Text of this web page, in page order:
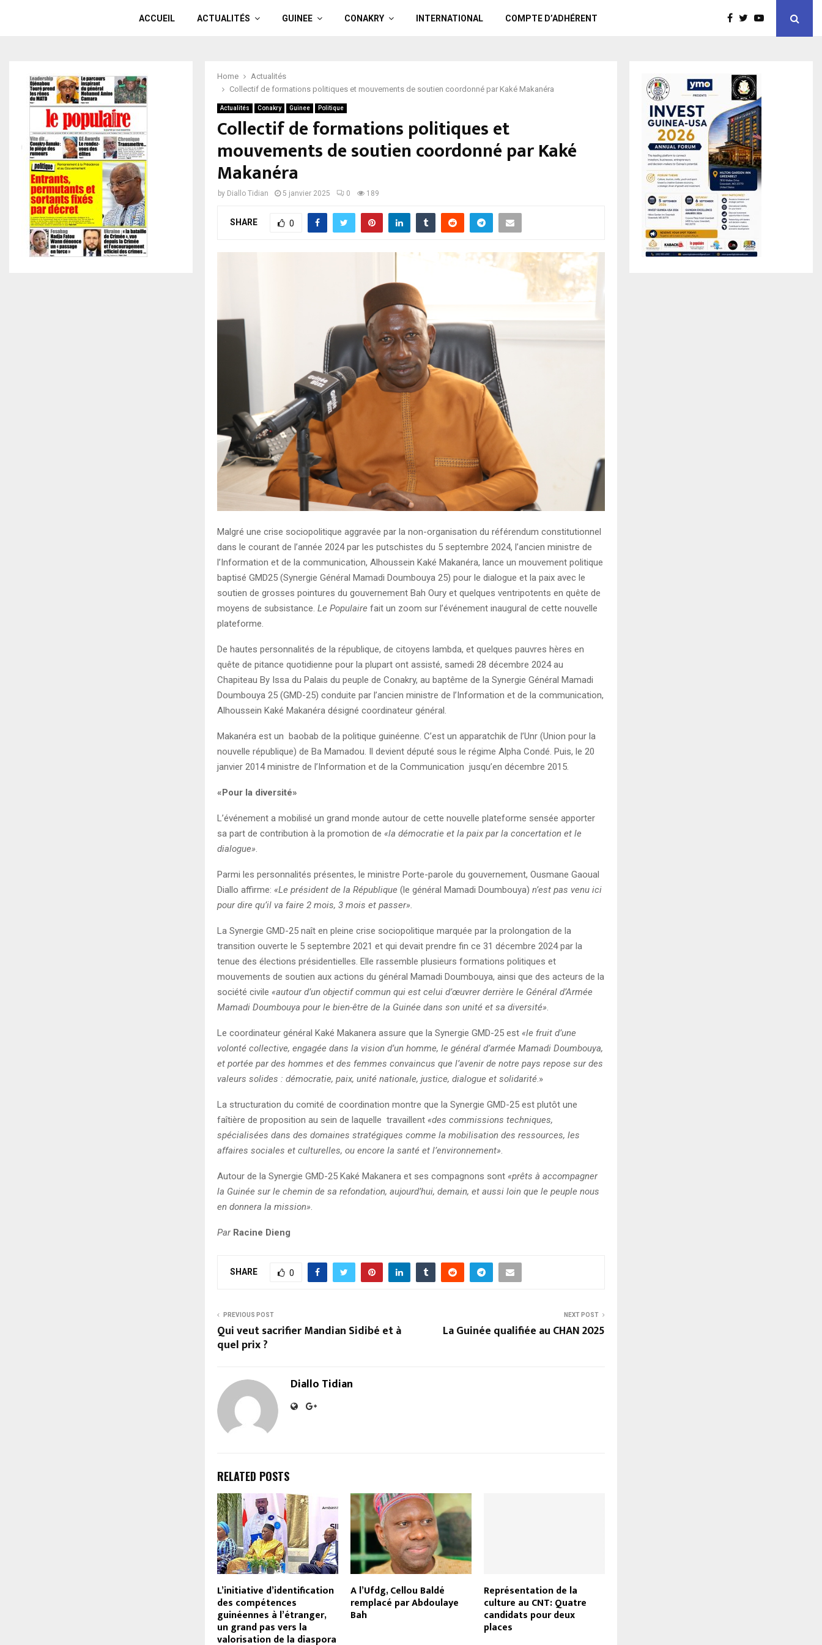
ACCUEIL ACTUALITÉS GUINEE CONAKRY INTERNATIONAL COMPTE D’ADHÉRENT
Home
Actualités
Collectif de formations politiques et mouvements de soutien coordonné par Kaké Makanéra
Actualités Conakry Guinee Politique
Collectif de formations politiques et
mouvements de soutien coordonné par Kaké
Makanéra
by Diallo Tidian 5 janvier 2025 0 189
SHARE 0
Malgré une crise sociopolitique aggravée par la non-organisation du référendum constitutionnel
dans le courant de l’année 2024 par les putschistes du 5 septembre 2024, l’ancien ministre de
l’Information et de la communication, Alhoussein Kaké Makanéra, lance un mouvement politique
baptisé GMD25 (Synergie Général Mamadi Doumbouya 25) pour le dialogue et la paix avec le
soutien de grosses pointures du gouvernement Bah Oury et quelques ventripotents en quête de
moyens de subsistance. Le Populaire fait un zoom sur l’événement inaugural de cette nouvelle
plateforme.
De hautes personnalités de la république, de citoyens lambda, et quelques pauvres hères en
quête de pitance quotidienne pour la plupart ont assisté, samedi 28 décembre 2024 au
Chapiteau By Issa du Palais du peuple de Conakry, au baptême de la Synergie Général Mamadi
Doumbouya 25 (GMD-25) conduite par l’ancien ministre de l’Information et de la communication,
Alhoussein Kaké Makanéra désigné coordinateur général.
Makanéra est un baobab de la politique guinéenne. C’est un apparatchik de l’Unr (Union pour la
nouvelle république) de Ba Mamadou. Il devient député sous le régime Alpha Condé. Puis, le 20
janvier 2014 ministre de l’Information et de la Communication jusqu’en décembre 2015.
«Pour la diversité»
L’événement a mobilisé un grand monde autour de cette nouvelle plateforme sensée apporter
sa part de contribution à la promotion de «la démocratie et la paix par la concertation et le
dialogue».
Parmi les personnalités présentes, le ministre Porte-parole du gouvernement, Ousmane Gaoual
Diallo affirme: «Le président de la République (le général Mamadi Doumbouya) n’est pas venu ici
pour dire qu’il va faire 2 mois, 3 mois et passer».
La Synergie GMD-25 naît en pleine crise sociopolitique marquée par la prolongation de la
transition ouverte le 5 septembre 2021 et qui devait prendre fin ce 31 décembre 2024 par la
tenue des élections présidentielles. Elle rassemble plusieurs formations politiques et
mouvements de soutien aux actions du général Mamadi Doumbouya, ainsi que des acteurs de la
société civile «autour d’un objectif commun qui est celui d’œuvrer derrière le Général d’Armée
Mamadi Doumbouya pour le bien-être de la Guinée dans son unité et sa diversité».
Le coordinateur général Kaké Makanera assure que la Synergie GMD-25 est «le fruit d’une
volonté collective, engagée dans la vision d’un homme, le général d’armée Mamadi Doumbouya,
et portée par des hommes et des femmes convaincus que l’avenir de notre pays repose sur des
valeurs solides : démocratie, paix, unité nationale, justice, dialogue et solidarité.»
La structuration du comité de coordination montre que la Synergie GMD-25 est plutôt une
faîtière de proposition au sein de laquelle travaillent «des commissions techniques,
spécialisées dans des domaines stratégiques comme la mobilisation des ressources, les
affaires sociales et culturelles, ou encore la santé et l’environnement».
Autour de la Synergie GMD-25 Kaké Makanera et ses compagnons sont «prêts à accompagner
la Guinée sur le chemin de sa refondation, aujourd’hui, demain, et aussi loin que le peuple nous
en donnera la mission».
Par Racine Dieng
SHARE 0
PREVIOUS POST
Qui veut sacrifier Mandian Sidibé et à
quel prix ?
NEXT POST
La Guinée qualifiée au CHAN 2025
Diallo Tidian
RELATED POSTS
L’initiative d’identification
des compétences
guinéennes à l’étranger,
un grand pas vers la
valorisation de la diaspora
A l’Ufdg, Cellou Baldé
remplacé par Abdoulaye
Bah
Représentation de la
culture au CNT: Quatre
candidats pour deux
places